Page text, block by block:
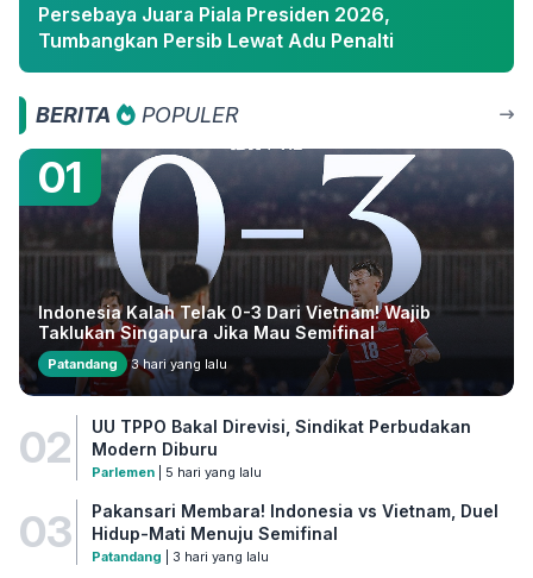
Persebaya Juara Piala Presiden 2026,
Tumbangkan Persib Lewat Adu Penalti
BERITA POPULER
01
Indonesia Kalah Telak 0-3 Dari Vietnam! Wajib
Taklukan Singapura Jika Mau Semifinal
Patandang 3 hari yang lalu
02
UU TPPO Bakal Direvisi, Sindikat Perbudakan
Modern Diburu
Parlemen| 5 hari yang lalu
03
Pakansari Membara! Indonesia vs Vietnam, Duel
Hidup-Mati Menuju Semifinal
Patandang | 3 hari yang lalu